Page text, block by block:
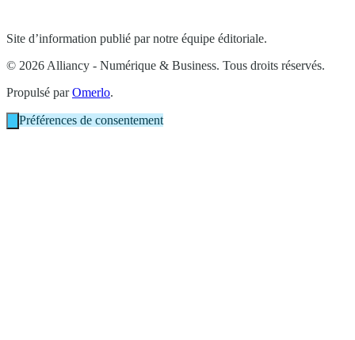
Site d’information publié par notre équipe éditoriale.
© 2026 Alliancy - Numérique & Business. Tous droits réservés.
Propulsé parOmerlo.
Préférences de consentement